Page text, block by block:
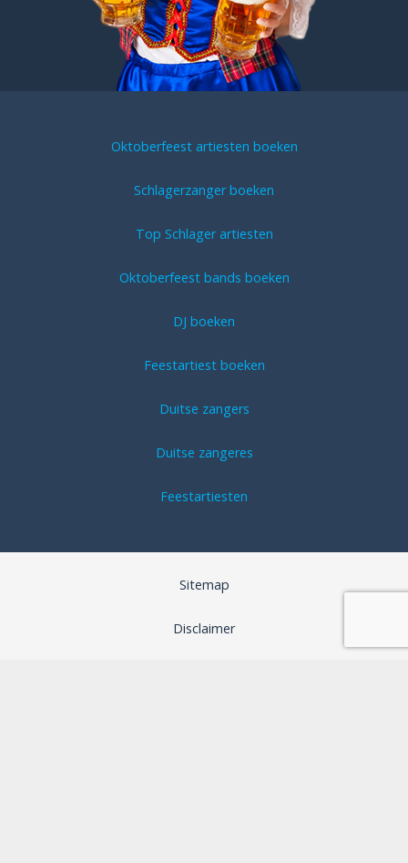
Oktoberfeest artiesten boeken
Schlagerzanger boeken
Top Schlager artiesten
Oktoberfeest bands boeken
DJ boeken
Feestartiest boeken
Duitse zangers
Duitse zangeres
Feestartiesten
Sitemap
Disclaimer